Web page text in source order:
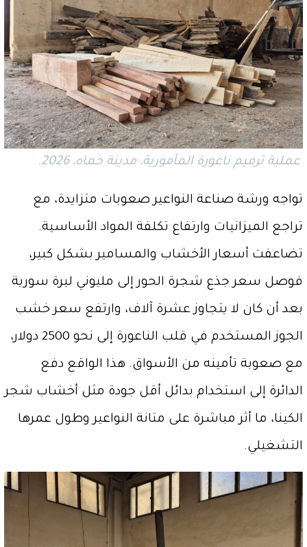
عملية ترميم ناعورة المأمورية، مدينة حماه، 2026.
تواجه ورشة صناعة النواعير صعوبات متزايدة، مع
تراجع الميزانيات وارتفاع تكلفة المواد الأساسية.
تضاعفت أسعار الأخشاب والمسامير بشكل كبير،
فوصل سعر جذع شجرة الحور إلى مليوني ليرة سورية
بعد أن كان لا يتجاوز عشرة آلاف، وارتفع سعر خشب
الجوز المستخدم في قلب الناعورة إلى نحو 2500 دولار،
مع صعوبة تأمينه من الأسواق. هذا الواقع دفع
الدائرة إلى استخدام بدائل أقل جودة مثل أخشاب شجر
الكينا، ما أثر مباشرة على متانة النواعير وطول عمرها
التشغيلي.